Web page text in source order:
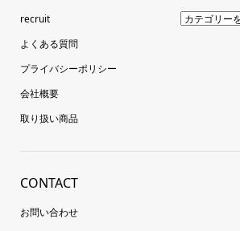
recruit
よくある質問
プライバシーポリシー
会社概要
取り扱い商品
CONTACT
お問い合わせ